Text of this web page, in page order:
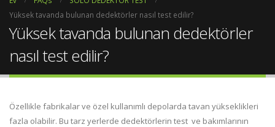
Yüksek tavanda bulunan dedektörler nasıl test edilir?
Yüksek tavanda bulunan dedektörler
nasıl test edilir?
Özellikle fabrikalar ve özel kullanımlı depolarda tavan yükseklikleri
fazla olabilir. Bu tarz yerlerde dedektörlerin test ve bakımlarının